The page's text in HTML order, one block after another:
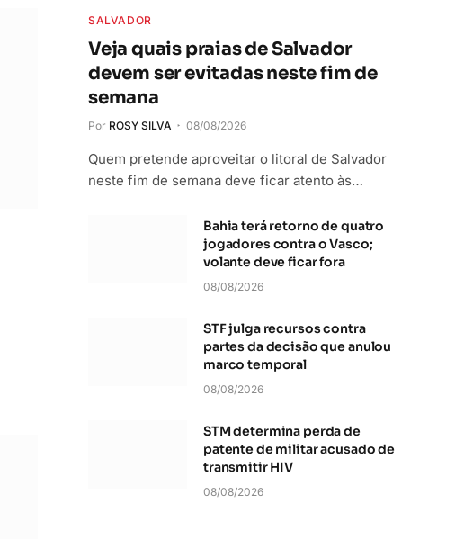
SALVADOR
Veja quais praias de Salvador
devem ser evitadas neste fim de
semana
Por ROSY SILVA 08/08/2026
Quem pretende aproveitar o litoral de Salvador
neste fim de semana deve ficar atento às…
Bahia terá retorno de quatro
jogadores contra o Vasco;
volante deve ficar fora
08/08/2026
STF julga recursos contra
partes da decisão que anulou
marco temporal
08/08/2026
STM determina perda de
patente de militar acusado de
transmitir HIV
08/08/2026